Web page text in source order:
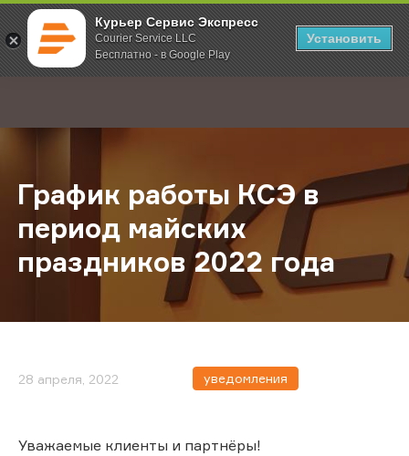
Курьер Сервис Экспресс
Courier Service LLC
Бесплатно - в Google Play
Установить
; Главная О компании Новости График работы КСЭ в период
График работы КСЭ в
период майских
праздников 2022 года
28 апреля, 2022 уведомления
Уважаемые клиенты и партнёры!